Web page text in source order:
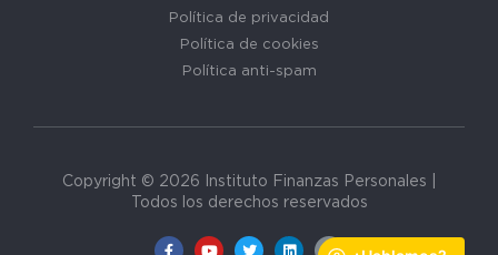
Política de privacidad
Política de cookies
Política anti-spam
Copyright © 2026 Instituto Finanzas Personales |
Todos los derechos reservados